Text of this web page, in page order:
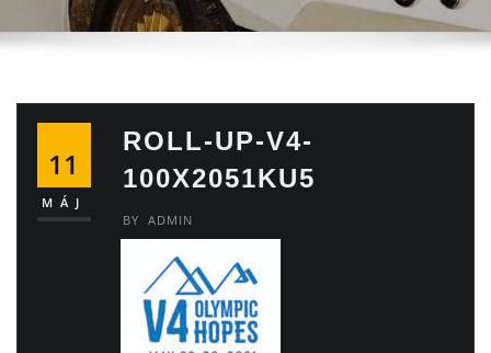
11
MÁJ
ROLL-UP-V4-
100X2051KU5
BY ADMIN